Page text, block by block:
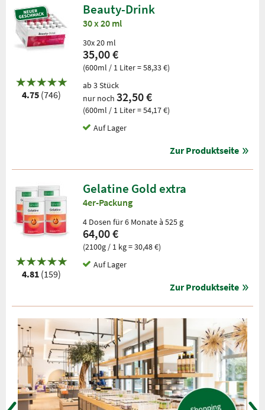
4.75 (746)
Beauty-Drink
30 x 20 ml
30x 20 ml
35,00 €
(600ml / 1 Liter = 58,33 €)
ab 3 Stück
nur noch 32,50 €
(600ml / 1 Liter = 54,17 €)
Auf Lager
Zur Produktseite
4.81 (159)
Gelatine Gold extra
4er-Packung
4 Dosen für 6 Monate à 525 g
64,00 €
(2100g / 1 kg = 30,48 €)
Auf Lager
Zur Produktseite